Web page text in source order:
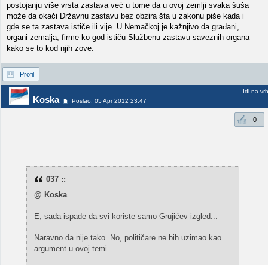
postojanju više vrsta zastava već u tome da u ovoj zemlji svaka šuša
može da okači Državnu zastavu bez obzira šta u zakonu piše kada i
gde se ta zastava ističe ili vije. U Nemačkoj je kažnjivo da građani,
organi zemalja, firme ko god ističu Službenu zastavu saveznih organa
kako se to kod njih zove.
Profil
Koska Poslao: 05 Apr 2012 23:47
Idi na vrh
0
037 ::
@ Koska
E, sada ispade da svi koriste samo Grujićev izgled...
Naravno da nije tako. No, političare ne bih uzimao kao
argument u ovoj temi...